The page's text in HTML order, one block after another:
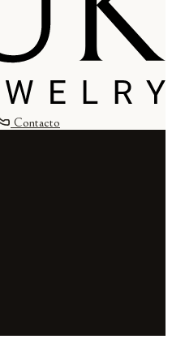
Contacto